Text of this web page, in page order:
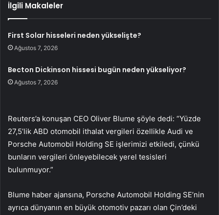
İlgili Makaleler
First Solar hisseleri neden yükselişte?
Ağustos 7, 2026
Becton Dickinson hissesi bugün neden yükseliyor?
Ağustos 7, 2026
Reuters’a konuşan CEO Oliver Blume şöyle dedi: “Yüzde
27,5’lik ABD otomobil ithalat vergileri özellikle Audi ve
Porsche Automobil Holding SE işlerimizi etkiledi, çünkü
bunların vergileri önleyebilecek yerel tesisleri
bulunmuyor.”
Blume haber ajansına, Porsche Automobil Holding SE’nin
ayrıca dünyanın en büyük otomotiv pazarı olan Çin’deki